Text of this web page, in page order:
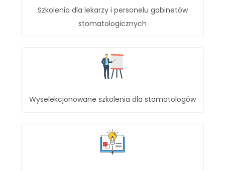
Szkolenia dla lekarzy i personelu gabinetów
stomatologicznych
Wyselekcjonowane szkolenia dla stomatologów